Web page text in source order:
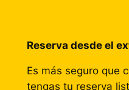
Reserva desde el
Es más seguro que
tengas tu reserva